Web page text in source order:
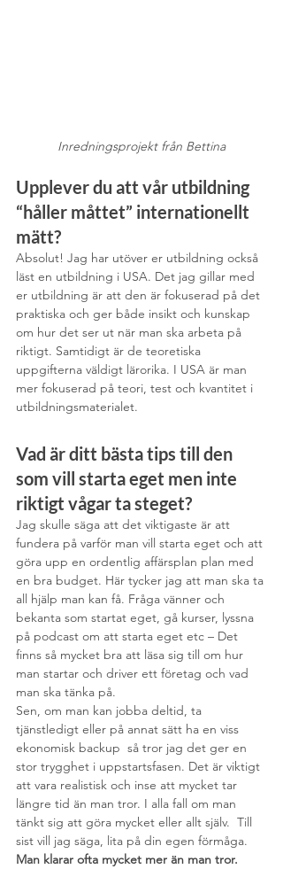
Inredningsprojekt från Bettina
Upplever du att vår utbildning
“håller måttet” internationellt
mätt?
Absolut! Jag har utöver er utbildning också
läst en utbildning i USA. Det jag gillar med
er utbildning är att den är fokuserad på det
praktiska och ger både insikt och kunskap
om hur det ser ut när man ska arbeta på
riktigt. Samtidigt är de teoretiska
uppgifterna väldigt lärorika. I USA är man
mer fokuserad på teori, test och kvantitet i
utbildningsmaterialet.
Vad är ditt bästa tips till den
som vill starta eget men inte
riktigt vågar ta steget?
Jag skulle säga att det viktigaste är att
fundera på varför man vill starta eget och att
göra upp en ordentlig affärsplan plan med
en bra budget. Här tycker jag att man ska ta
all hjälp man kan få. Fråga vänner och
bekanta som startat eget, gå kurser, lyssna
på podcast om att starta eget etc – Det
finns så mycket bra att läsa sig till om hur
man startar och driver ett företag och vad
man ska tänka på.
Sen, om man kan jobba deltid, ta
tjänstledigt eller på annat sätt ha en viss
ekonomisk backup  så tror jag det ger en
stor trygghet i uppstartsfasen. Det är viktigt
att vara realistisk och inse att mycket tar
längre tid än man tror. I alla fall om man
tänkt sig att göra mycket eller allt själv.  Till
sist vill jag säga, lita på din egen förmåga.
Man klarar ofta mycket mer än man tror.